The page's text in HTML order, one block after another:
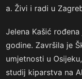
a. Živi i radi u
Jelena Kašić
godine. Završila je
umjetnosti u
studij kiparstva na